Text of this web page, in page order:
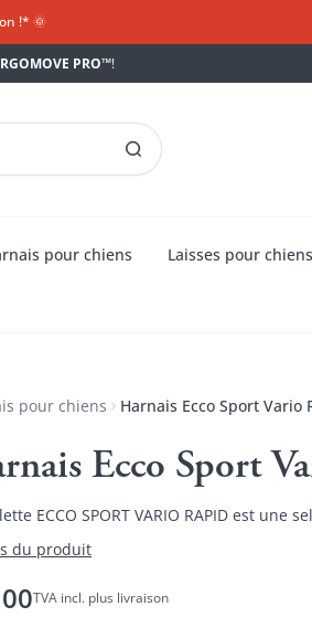
!*​ 🌞
PRO™!
pour chiens
Laisses pour chiens
pour chiens Harnais Ecco Sport Vario
Ecco Sport
ECCO SPORT VARIO RAPID est une
du produit
TVA incl. plus livraison